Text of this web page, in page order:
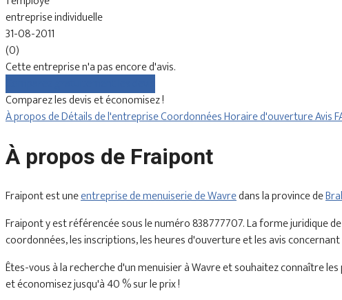
entreprise individuelle
31-08-2011
(0)
Cette entreprise n'a pas encore d'avis.
Comparez les devis et économisez !
À propos deDétails de l'entrepriseCoordonnéesHoraire d'ouvertureAvis
À propos de Fraipont
Fraipont est uneentreprise de menuiserie de Wavredans la province de
Fraipont y est référencée sous le numéro 838777707. La forme juridique
coordonnées, les inscriptions, les heures d'ouverture et les avis
Êtes-vous à la recherche d'un menuisier à Wavre et souhaitez connaître
et économisez jusqu'à 40 % sur le prix !